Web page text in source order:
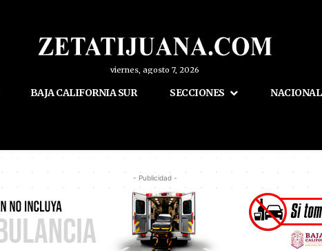
viernes, agosto 7, 2026
BAJA CALIFORNIA SUR SECCIONES NACIONAL
- Publicidad -